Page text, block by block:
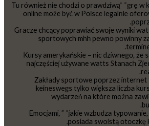
Tu również nie chodzi o prawdziwą” “grę w
online może być w Polsce legalnie
Gracze chcący poprawiać swoje wyniki
sportowych mhh pewno powinny
Kursy amerykańskie – nic dziwnego, że
najczęściej używane watts Stanach
Zakłady sportowe poprzez internet
keineswegs tylko większa liczba
wydarzeń na które można
Emocjami, ” “jakie wzbudza
posiada swoistą otoczkę